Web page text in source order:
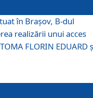
în Braşov, B-dul
realizării unui acces
FLORIN EDUARD